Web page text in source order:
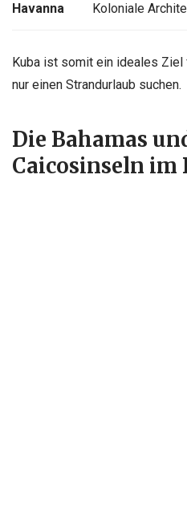
Havanna Koloniale
Kuba ist somit ein ideales Ziel
nur einen Strandurlaub suchen.
Die Bahamas
Caicosinseln im